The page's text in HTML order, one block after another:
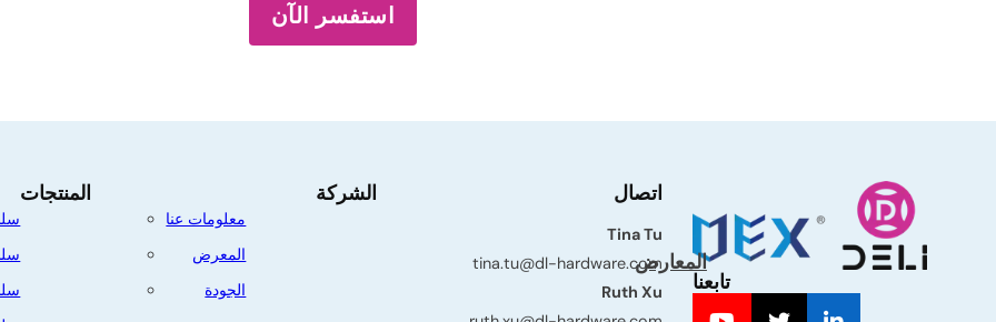
المعارض
استفسر الآن
المنتجات الشركة
معلومات عنا
المعرض
الجودة
اتصال
Tina Tu
tina.tu@dl-hardware.com
Ruth Xu
تابعنا